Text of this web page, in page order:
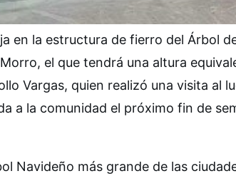
en la estructura de fierro del Árbol
el que tendrá una altura
Vargas, quien realizó una visita al
a la comunidad el próximo fin de
Navideño más grande de las